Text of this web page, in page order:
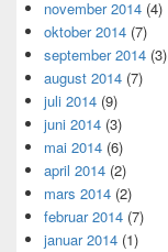
november 2014 (4)
oktober 2014 (7)
september 2014 (3)
august 2014 (7)
juli 2014 (9)
juni 2014 (3)
mai 2014 (6)
april 2014 (2)
mars 2014 (2)
februar 2014 (7)
januar 2014 (1)